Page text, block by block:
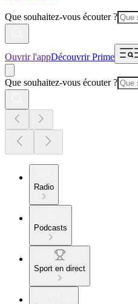
Que souhaitez-vous écouter ?
Ouvrir l'appDécouvrir Prime
Que souhaitez-vous écouter ?
Radio
Podcasts
Sport en direct